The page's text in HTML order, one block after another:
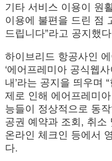
기타 서비스 이용이 원
이용에 불편을 드린 점
드립니다”라고 공지했
하이브리드 항공사인
‘에어프레미아 공식웹
내’라는 공지을 띄우며
제로 인해 에어프레미
능들이 정상적으로 동
공권 예약과 조회, 취소
온라인 체크인 등에서
다.